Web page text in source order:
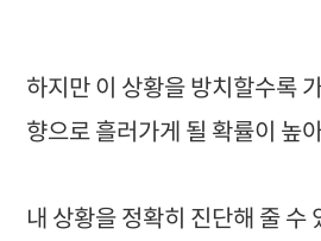
하지만 이 상황을 방치할수록
향으로 흘러가게 될 확률이 높
내 상황을 정확히 진단해 줄 수